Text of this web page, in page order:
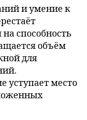
и умение к
способность
объём
для
уступает место